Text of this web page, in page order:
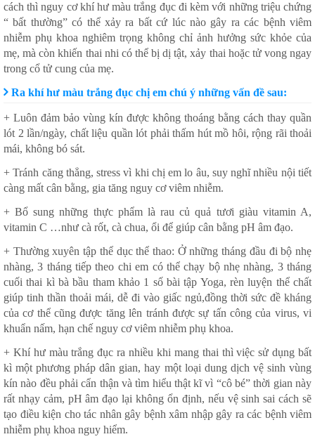
cách thì nguy cơ khí hư màu trắng đục đi kèm với những triệu chứng
“ bất thường” có thể xảy ra bất cứ lúc nào gây ra các bệnh viêm
nhiễm phụ khoa nghiêm trọng không chỉ ảnh hưởng sức khỏe của
mẹ, mà còn khiến thai nhi có thể bị dị tật, xảy thai hoặc tử vong ngay
trong cổ tử cung của mẹ.
Ra khí hư màu trắng đục chị em chú ý những vấn đề sau:
+ Luôn đảm bảo vùng kín được không thoáng bằng cách thay quần
lót 2 lần/ngày, chất liệu quần lót phải thấm hút mồ hôi, rộng rãi thoải
mái, không bó sát.
+ Tránh căng thẳng, stress vì khi chị em lo âu, suy nghĩ nhiều nội tiết
càng mất cân bằng, gia tăng nguy cơ viêm nhiễm.
+ Bổ sung những thực phẩm là rau củ quả tươi giàu vitamin A,
vitamin C …như cà rốt, cà chua, ổi để giúp cân bằng pH âm đạo.
+ Thường xuyên tập thể dục thể thao: Ở những tháng đầu đi bộ nhẹ
nhàng, 3 tháng tiếp theo chi em có thể chạy bộ nhẹ nhàng, 3 tháng
cuối thai kì bà bầu tham khảo 1 số bài tập Yoga, rèn luyện thể chất
giúp tinh thần thoải mái, dễ đi vào giấc ngủ,đồng thời sức đề kháng
của cơ thể cũng được tăng lên tránh được sự tấn công của virus, vi
khuẩn nấm, hạn chế nguy cơ viêm nhiễm phụ khoa.
+ Khí hư màu trắng đục ra nhiều khi mang thai thì việc sử dụng bất
kì một phương pháp dân gian, hay một loại dung dịch vệ sinh vùng
kín nào đều phải cẩn thận và tìm hiểu thật kĩ vì “cô bé” thời gian này
rất nhạy cảm, pH âm đạo lại không ổn định, nếu vệ sinh sai cách sẽ
tạo điều kiện cho tác nhân gây bệnh xâm nhập gây ra các bệnh viêm
nhiễm phụ khoa nguy hiểm.